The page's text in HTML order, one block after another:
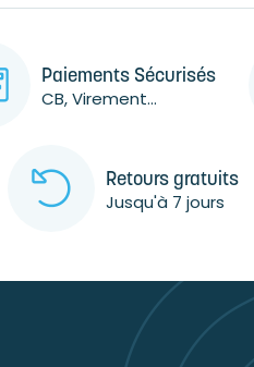
Paiements Sécurisés
CB, Virement...
Retours gratuits
Jusqu'à 7 jours